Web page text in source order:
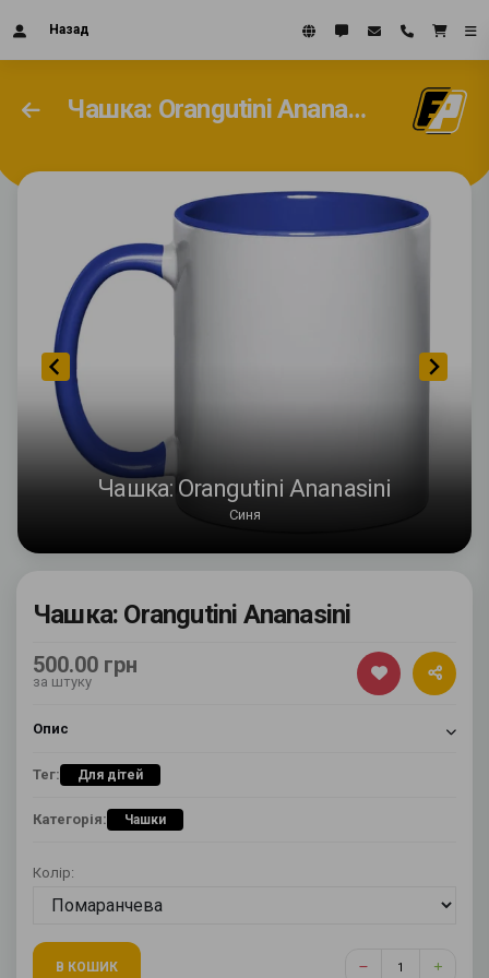
Назад
Чашка: Orangutini Ananasini
Чашка: Orangutini Ananasini
Синя
Чашка: Orangutini Ananasini
500.00 грн
за штуку
Опис
Тег: Для дітей
Категорія: Чашки
Колір:
В КОШИК